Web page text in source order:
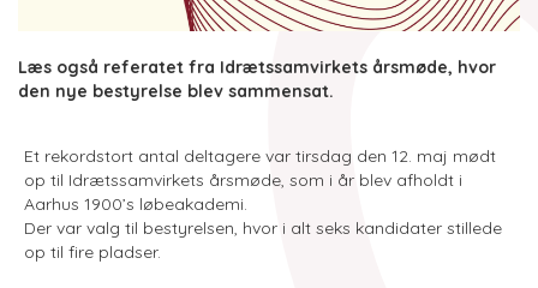
Læs også referatet fra Idrætssamvirkets årsmøde, hvor
den nye bestyrelse blev sammensat.
Et rekordstort antal deltagere var tirsdag den 12. maj mødt
op til Idrætssamvirkets årsmøde, som i år blev afholdt i
Aarhus 1900’s løbeakademi.
Der var valg til bestyrelsen, hvor i alt seks kandidater stillede
op til fire pladser.